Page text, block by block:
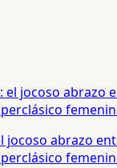
jocoso abrazo